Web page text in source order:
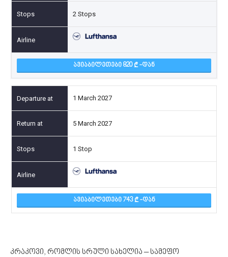
2 Stops
ᲐᲕᲘᲐᲑᲘᲚᲔᲗᲔᲑᲘ 820 -ᲓᲐᲜ
1 March 2027
5 March 2027
1 Stop
ᲐᲕᲘᲐᲑᲘᲚᲔᲗᲔᲑᲘ 743 -ᲓᲐᲜ
კრაკოვი, რომლის სრული სახელია – სამეფო